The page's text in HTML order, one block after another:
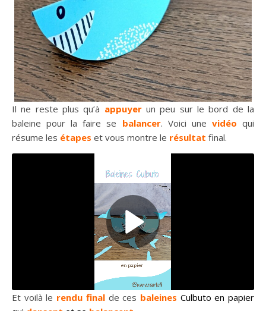
Il ne reste plus qu’à appuyer un peu sur le bord de la
baleine pour la faire se balancer. Voici une vidéo qui
résume les étapes et vous montre le résultat final.
Et voilà le rendu finalde ces baleines Culbuto en papier